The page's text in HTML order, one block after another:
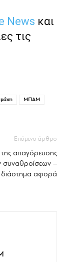
News και
τις
ΜΠΑΜ
Επόμενο άρθρο
απαγόρευσης
συναθροίσεων –
διάστημα αφορά